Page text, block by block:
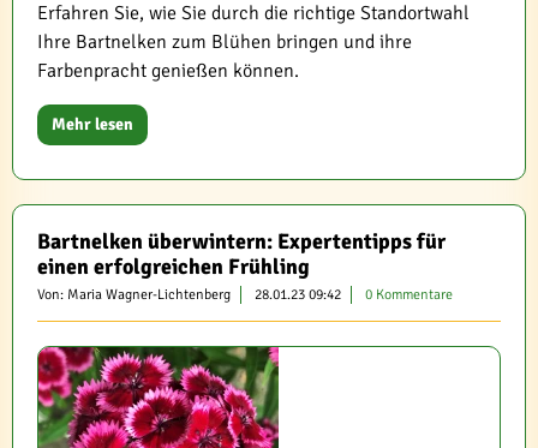
Erfahren Sie, wie Sie durch die richtige Standortwahl
Ihre Bartnelken zum Blühen bringen und ihre
Farbenpracht genießen können.
Mehr lesen
Bartnelken überwintern: Expertentipps für
einen erfolgreichen Frühling
Von: Maria Wagner-Lichtenberg 28.01.23 09:42 0 Kommentare